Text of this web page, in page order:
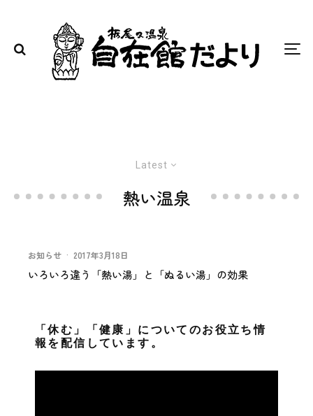
Latest
熱い温泉
お知らせ · 2017年3月18日
いろいろ違う「熱い湯」と「ぬるい湯」の効果
「休む」「健康」についてのお役立ち情
報を配信しています。